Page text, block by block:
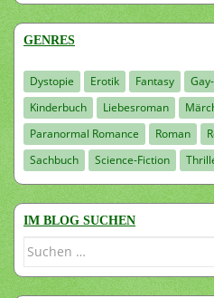
GENRES
Dystopie Erotik Fantasy
Kinderbuch
Liebesroman
Paranormal Romance
Roman
Sachbuch
Science-Fiction
IM BLOG SUCHEN
Suchen